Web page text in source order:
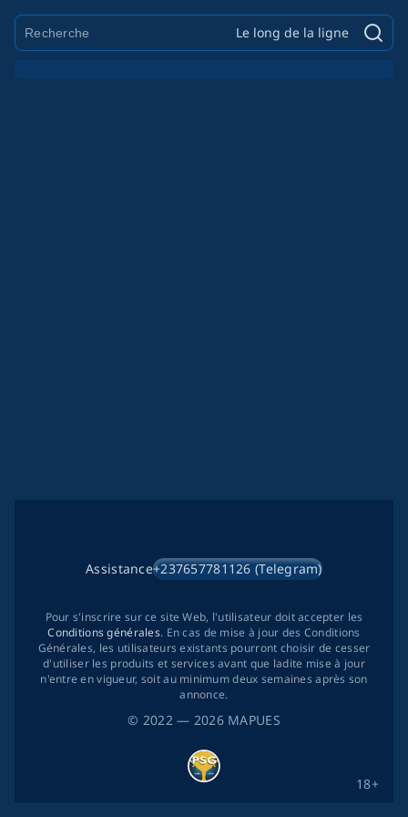
Le long de la ligne
© 2022— 2026 MAPUES
Assistance+237657781126 (Telegram)
18+
Pour s'inscrire sur ce site Web, l'utilisateur doit accepter les
Conditions générales. En cas de mise à jour des Conditions
Générales, les utilisateurs existants pourront choisir de cesser
d'utiliser les produits et services avant que ladite mise à jour
n'entre en vigueur, soit au minimum deux semaines après son
annonce.